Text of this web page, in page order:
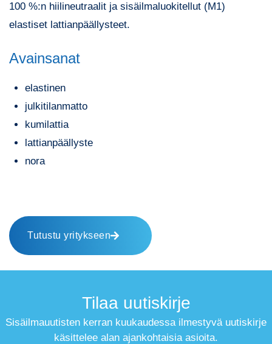
100 %:n hiilineutraalit ja sisäilmaluokitellut (M1)
elastiset lattianpäällysteet.
Avainsanat
elastinen
julkitilanmatto
kumilattia
lattianpäällyste
nora
Tutustu yritykseen
Tilaa uutiskirje
Sisäilmauutisten kerran kuukaudessa ilmestyvä uutiskirje
käsittelee alan ajankohtaisia asioita.